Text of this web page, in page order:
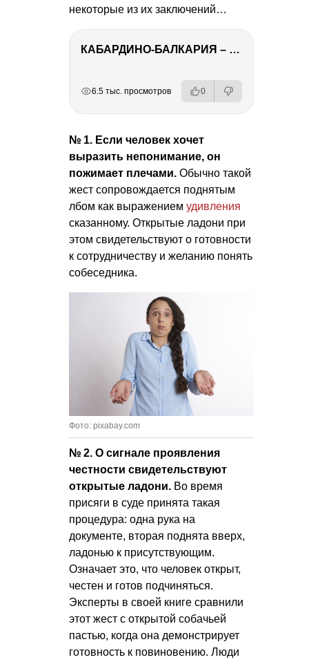
некоторые из их заключений…
КАБАРДИНО-БАЛКАРИЯ – ПУТЕШЕСТВИЕ НА КАВКАЗ часть 3
6.5 тыс. просмотров 0
№ 1. Если человек хочет
выразить непонимание, он
пожимает плечами. Обычно такой
жест сопровождается поднятым
лбом как выражением удивления
сказанному. Открытые ладони при
этом свидетельствуют о готовности
к сотрудничеству и желанию понять
собеседника.
Фото: pixabay.com
№ 2. О сигнале проявления
честности свидетельствуют
открытые ладони. Во время
присяги в суде принята такая
процедура: одна рука на
документе, вторая поднята вверх,
ладонью к присутствующим.
Означает это, что человек открыт,
честен и готов подчиняться.
Эксперты в своей книге сравнили
этот жест с открытой собачьей
пастью, когда она демонстрирует
готовность к повиновению. Люди